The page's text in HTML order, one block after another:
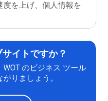
を上げ、個人情報を
イトですか？
のビジネス ツール
りましょう。